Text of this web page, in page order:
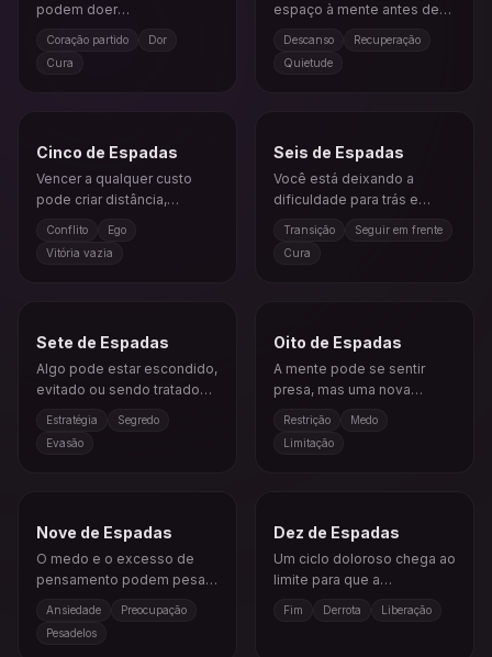
podem doer
encarar a verdade inicia a
cura.
Coração partido
Dor
Cura
espaço à mente antes de
Descanso
Recuperação
Quietude
Cinco de Espadas
Vencer a qualquer custo
pode criar distância,
vitória que não satisfaz.
Conflito
Ego
Vitória vazia
Seis de Espadas
Você está deixando a
dificuldade para trás e
águas mais calmas.
Transição
Seguir em frente
Cura
Sete de Espadas
Algo pode estar escondido,
evitado ou sendo tratado
de forma indireta.
Estratégia
Segredo
Evasão
Oito de Espadas
A mente pode se sentir
presa, mas uma nova
Restrição
Medo
Limitação
Nove de Espadas
O medo e o excesso de
pensamento podem pesar
Ansiedade
Preocupação
Pesadelos
Dez de Espadas
Um ciclo doloroso chega ao
limite para que a
Fim Derrota Liberação